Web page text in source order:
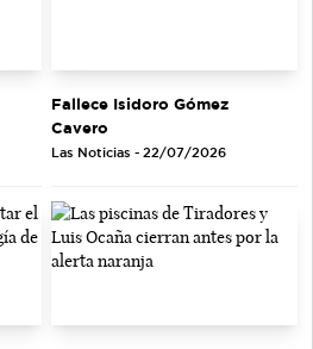
Fallece Isidoro Gómez
Cavero
Las Noticias - 22/07/2026